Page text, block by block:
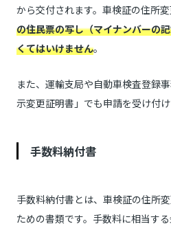
から交付されます。車検証の住所変
の住民票の写し（マイナンバーの
くてはいけません。
また、運輸支局や自動車検査登録
示変更証明書」でも申請を受け付
手数料納付書
手数料納付書とは、車検証の住所
ための書類です。手数料に相当す